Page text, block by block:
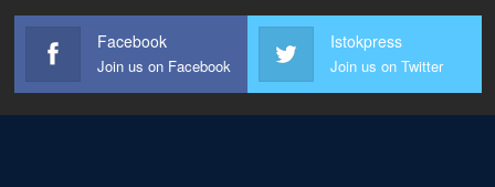
Facebook
Join us on Facebook
Istokpress
Join us on Twitter